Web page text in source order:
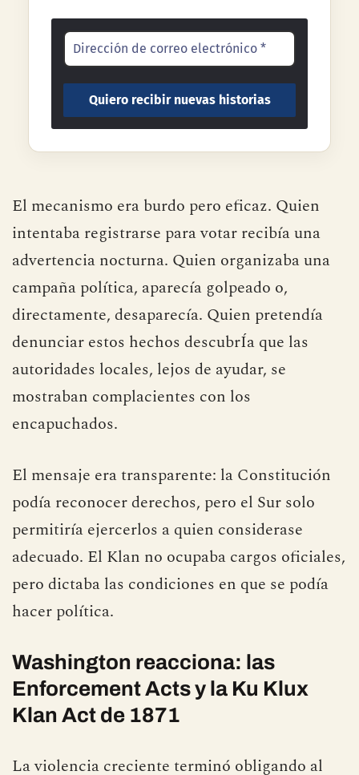
El mecanismo era burdo pero eficaz. Quien
intentaba registrarse para votar recibía una
advertencia nocturna. Quien organizaba una
campaña política, aparecía golpeado o,
directamente, desaparecía. Quien pretendía
denunciar estos hechos descubrÍa que las
autoridades locales, lejos de ayudar, se
mostraban complacientes con los
encapuchados.
El mensaje era transparente: la Constitución
podía reconocer derechos, pero el Sur solo
permitiría ejercerlos a quien considerase
adecuado. El Klan no ocupaba cargos oficiales,
pero dictaba las condiciones en que se podía
hacer política.
Washington reacciona: las
Enforcement Acts y la Ku Klux
Klan Act de 1871
La violencia creciente terminó obligando al